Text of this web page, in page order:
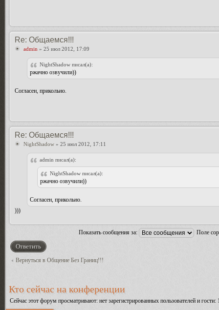
Re: Общаемся!!!
admin » 25 июл 2012, 17:09
NightShadow писал(а):
ржачно озвучили))
Согласен, прикольно.
Re: Общаемся!!!
NightShadow » 25 июл 2012, 17:11
admin писал(а):
NightShadow писал(а):
ржачно озвучили))
Согласен, прикольно.
)))
Показать сообщения за: Поле
Ответить
Вернуться в Общение Без Границ!!!
Кто сейчас на конференции
Сейчас этот форум просматривают: нет зарегистрированных пользователей и гости: